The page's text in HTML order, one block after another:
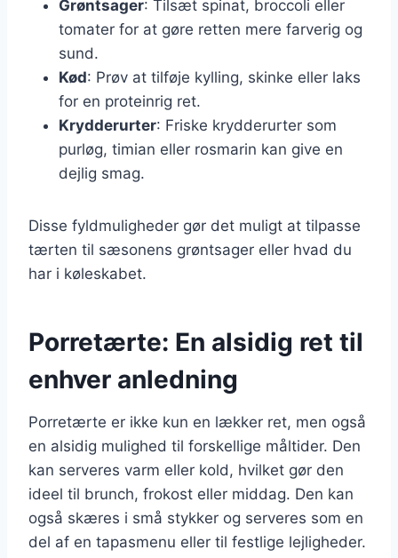
Grøntsager: Tilsæt spinat, broccoli eller
tomater for at gøre retten mere farverig og
sund.
Kød: Prøv at tilføje kylling, skinke eller laks
for en proteinrig ret.
Krydderurter: Friske krydderurter som
purløg, timian eller rosmarin kan give en
dejlig smag.
Disse fyldmuligheder gør det muligt at tilpasse
tærten til sæsonens grøntsager eller hvad du
har i køleskabet.
Porretærte: En alsidig ret til
enhver anledning
Porretærte er ikke kun en lækker ret, men også
en alsidig mulighed til forskellige måltider. Den
kan serveres varm eller kold, hvilket gør den
ideel til brunch, frokost eller middag. Den kan
også skæres i små stykker og serveres som en
del af en tapasmenu eller til festlige lejligheder.